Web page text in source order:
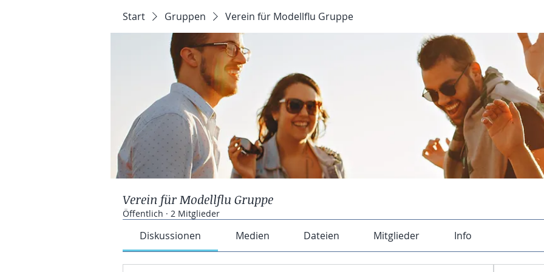
Start Gruppen Verein für Modellflu Gruppe
Verein für Modellflu Gruppe
Öffentlich · 2 Mitglieder
Diskussionen Medien Dateien Mitglieder Info